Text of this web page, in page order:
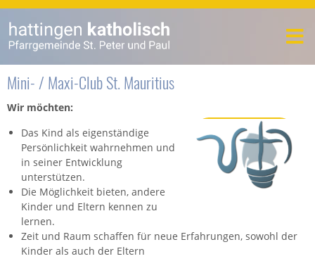
Mini- / Maxi-Club St. Mauritius
Wir möchten:
Das Kind als eigenständige
Persönlichkeit wahrnehmen und
in seiner Entwicklung
unterstützen.
Die Möglichkeit bieten, andere
Kinder und Eltern kennen zu
lernen.
Zeit und Raum schaffen für neue Erfahrungen, sowohl der
Kinder als auch der Eltern